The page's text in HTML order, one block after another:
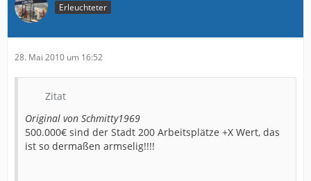
Erleuchteter
28. Mai 2010 um 16:52
Zitat
Original von Schmitty1969
500.000€ sind der Stadt 200 Arbeitsplätze +X Wert, das
ist so dermaßen armselig!!!!